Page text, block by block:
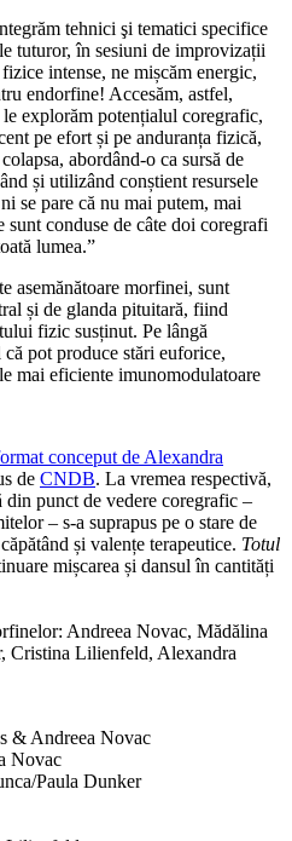
tehnici şi tematici specifice
tuturor, în sesiuni de improvizații
intense, ne mișcăm energic,
endorfine! Accesăm, astfel,
explorăm potențialul coregrafic,
pe efort și pe anduranța fizică,
abordând-o ca sursă de
și utilizând conștient resursele
se pare că nu mai putem, mai
conduse de câte doi coregrafi
lumea.”
asemănătoare morfinei, sunt
și de glanda pituitară, fiind
fizic susținut. Pe lângă
pot produce stări euforice,
mai eficiente imunomodulatoare
conceput de Alexandra
de CNDB. La vremea respectivă,
din punct de vedere coregrafic –
– s-a suprapus pe o stare de
și valențe terapeutice. Totul
mișcarea și dansul în cantități
Andreea Novac, Mădălina
Cristina Lilienfeld, Alexandra
& Andreea Novac
Novac
Paula Dunker